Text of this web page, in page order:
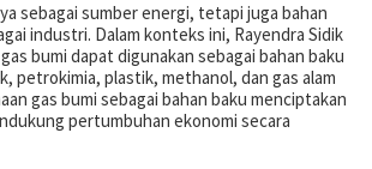
sebagai sumber energi, tetapi juga bahan
industri. Dalam konteks ini, Rayendra Sidik
bumi dapat digunakan sebagai bahan baku
petrokimia, plastik, methanol, dan gas alam
gas bumi sebagai bahan baku menciptakan
pertumbuhan ekonomi secara